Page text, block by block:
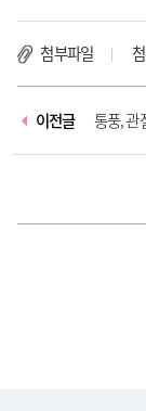
첨부파일
이전글
통풍, 관
건강강...